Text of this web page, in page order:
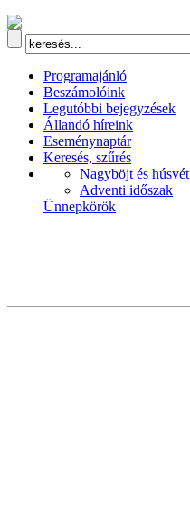
Programajánló
Beszámolóink
Legutóbbi bejegyzések
Állandó híreink
Eseménynaptár
Keresés, szűrés
Nagyböjt és húsvét
Adventi időszak
Ünnepkörök